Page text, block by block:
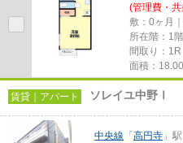
(管理費・
敷：0ヶ月
所在階：1階
間取り：1R
面積：
賃貸｜アパート ソレイユ中野Ⅰ
中央線 「 高円寺 」